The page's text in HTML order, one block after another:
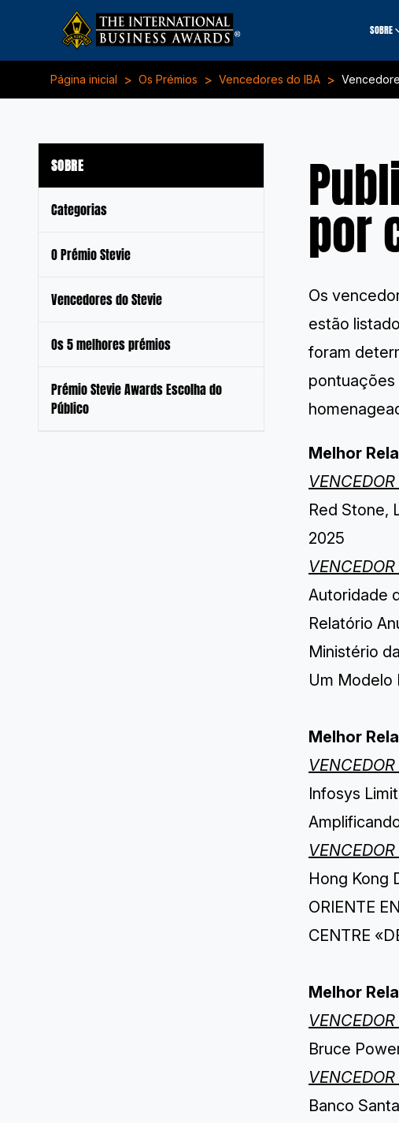
SOBRE
Página inicial > Os Prémios > Vencedores do IBA >
SOBRE
Categorias
O Prémio Stevie
Vencedores do Stevie
Os 5 melhores prémios
Prémio Stevie Awards Escolha do
Público
por
Os
estão
foram
pontuações
Melhor
Red Stone,
2025
Autoridade
Relatório
Ministério
Um Modelo
Melhor
Infosys
Hong Kong
ORIENTE
CENTRE
Melhor
Bruce
Banco